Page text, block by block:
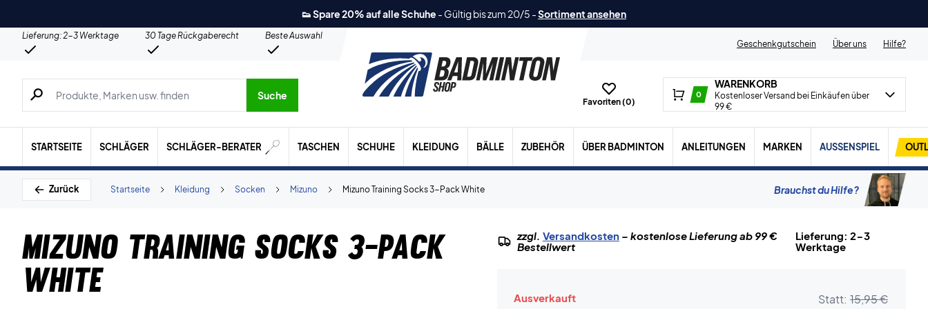
👟 Spare 20% auf alle Schuhe - Gültig bis zum 20/5 -Sortiment ansehen
Lieferung: 2-3 Werktage 30 Tage Rückgaberecht
Beste Auswahl
Geschenkgutschein
Über uns Hilfe?
Suche nach Produkten, Marken usw.
Suche
Favoriten (0)
0
WARENKORB
Kostenloser Versand bei Einkäufen über
99 €
STARTSEITE SCHLÄGER SCHLÄGER-BERATER TASCHEN SCHUHE KLEIDUNG BÄLLE ZUBEHÖR ÜBER BADMINTON ANLEITUNGEN MARKEN AUSSENSPIEL
Zurück Mizuno Training Socks 3-Pack White
Mizuno
Socken
Kleidung
Startseite Brauchst du Hilfe?
Mizuno Training Socks 3-Pack
White
zzgl. Versandkosten– kostenlose Lieferung ab 99 €
Bestellwert
Lieferung: 2-3
Werktage
Ausverkauft Statt: 15,95 €